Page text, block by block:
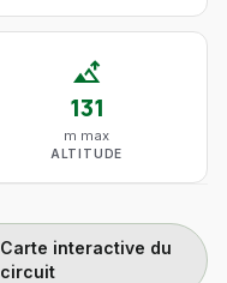
altitude
131
m max
ALTITUDE
Carte interactive du
circuit